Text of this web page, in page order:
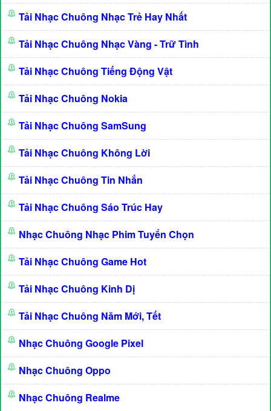
Tải Nhạc Chuông Nhạc Trẻ Hay Nhất
Tải Nhạc Chuông Nhạc Vàng - Trữ Tình
Tải Nhạc Chuông Tiếng Động Vật
Tải Nhạc Chuông Nokia
Tải Nhạc Chuông SamSung
Tải Nhạc Chuông Không Lời
Tải Nhạc Chuông Tin Nhắn
Tải Nhạc Chuông Sáo Trúc Hay
Nhạc Chuông Nhạc Phim Tuyển Chọn
Tải Nhạc Chuông Game Hot
Tải Nhạc Chuông Kinh Dị
Tải Nhạc Chuông Năm Mới, Tết
Nhạc Chuông Google Pixel
Nhạc Chuông Oppo
Nhạc Chuông Realme